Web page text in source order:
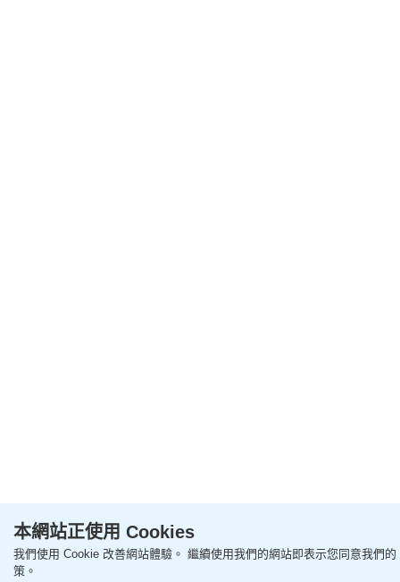
本網站正使用 Cookies
我們使用 Cookie 改善網站體驗。 繼續使用我們的網站即表示您同意我們的
策。